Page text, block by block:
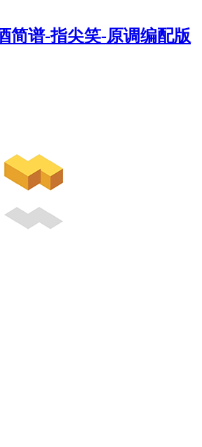
简谱-指尖笑-原调编配版